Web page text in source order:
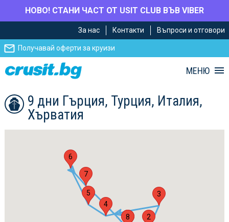
НОВО! СТАНИ ЧАСТ ОТ USIT CLUB ВЪВ VIBER
главното
съдържание
Навигацията
За нас Контакти Въпроси и отговори
Получавай оферти за круизи
МЕНЮ
9 дни Гърция, Турция, Италия,
Хърватия
1 2
3
4
5
6
7
8